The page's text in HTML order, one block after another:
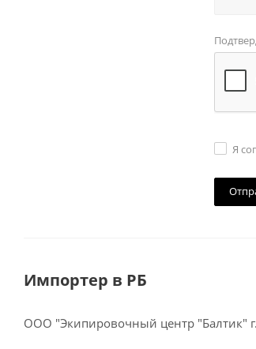
Я
Импортер в РБ
ООО "Экипировочный центр "Балтик"